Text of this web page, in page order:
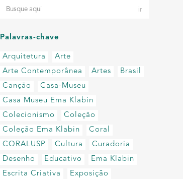
Palavras-chave
Arquitetura
Arte
Arte Contemporânea
Artes
Brasil
Canção
Casa-Museu
Casa Museu Ema Klabin
Colecionismo
Coleção
Coleção Ema Klabin
Coral
CORALUSP
Cultura
Curadoria
Desenho
Educativo
Ema Klabin
Escrita Criativa
Exposição